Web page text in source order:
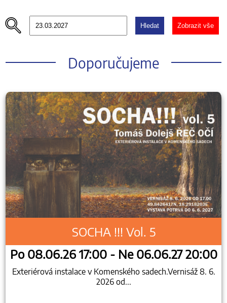
Hledat Zobrazit vše
Doporučujeme
SOCHA !!! Vol. 5
Po 08.06.26 17:00 - Ne 06.06.27 20:00
Exteriérová instalace v Komenského sadech.Vernisáž 8. 6.
2026 od...